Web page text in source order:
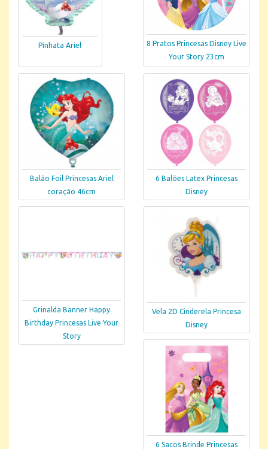
Pinhata Ariel
8 Pratos Princesas Disney Live
Your Story 23cm
Balão Foil Princesas Ariel
coração 46cm
6 Balões Latex Princesas
Disney
Grinalda Banner Happy
Birthday Princesas Live Your
Story
Vela 2D Cinderela Princesa
Disney
6 Sacos Brinde Princesas